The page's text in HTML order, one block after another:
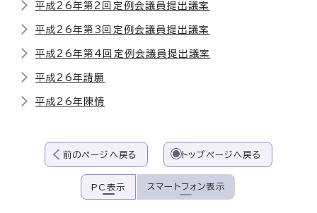
平成26年第2回定例会議員提出議案
平成26年第3回定例会議員提出議案
平成26年第4回定例会議員提出議案
平成26年請願
平成26年陳情
前のページへ戻る トップページへ戻る
PC表示 スマートフォン表示